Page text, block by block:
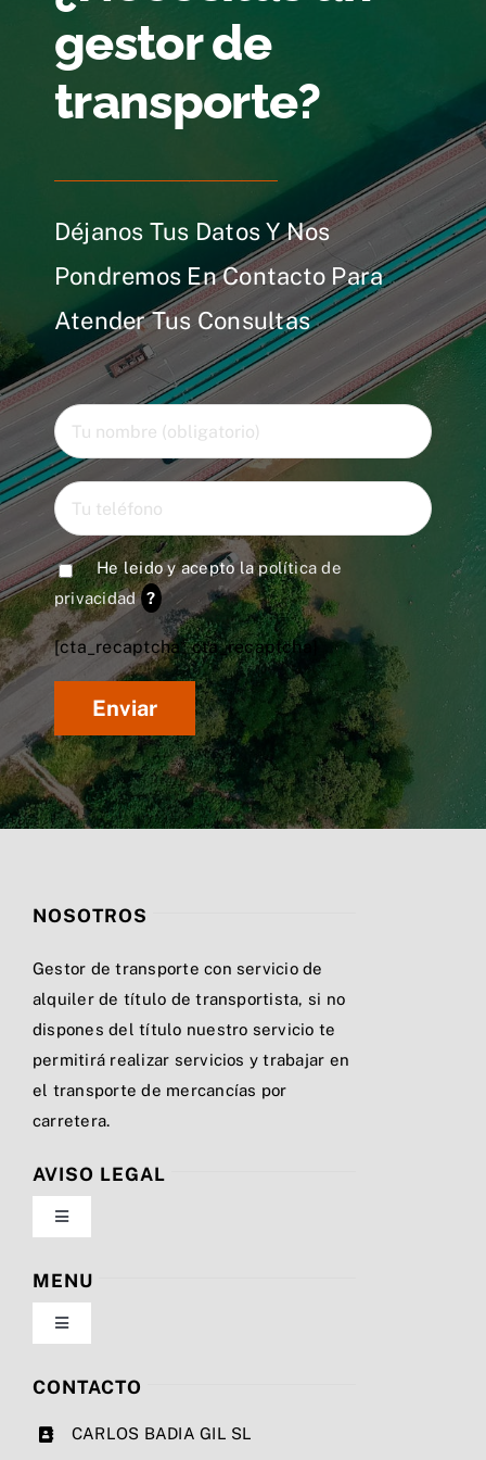
gestor de
transporte?
Déjanos Tus Datos Y Nos
Pondremos En Contacto Para
Atender Tus Consultas
He leido y acepto lapolítica de
privacidad ?
[cta_recaptcha* cta_recaptcha]
NOSOTROS
Gestor de transporte con servicio de
alquiler de título de transportista, si no
dispones del título nuestro servicio te
permitirá realizar servicios y trabajar en
el transporte de mercancías por
carretera.
AVISO LEGAL
Toggle
Navigation
Política de privacidad
Condiciones de uso
MENU
Toggle
Navigation
Nosotros
CONTACTO
CARLOS BADIA GIL SL